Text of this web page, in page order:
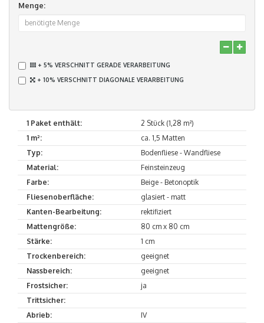
Menge:
+ 5% VERSCHNITT GERADE VERARBEITUNG
+ 10% VERSCHNITT DIAGONALE VERARBEITUNG
1 Paket enthält:
2 Stück (1,28 m²)
1 m²:
ca. 1,5 Matten
Typ:
Bodenfliese - Wandfliese
Material:
Feinsteinzeug
Farbe:
Beige - Betonoptik
Fliesenoberfläche:
glasiert - matt
Kanten-Bearbeitung:
rektifiziert
Mattengröße:
80 cm x 80 cm
Stärke:
1 cm
Trockenbereich:
geeignet
Nassbereich:
geeignet
Frostsicher:
ja
Trittsicher:
Abrieb:
IV